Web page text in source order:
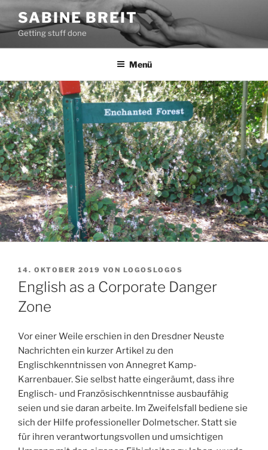
Zum
Inhalt
springen
SABINE BREIT
Getting stuff done
Menü
VERÖFFENTLICHT
AM
14. OKTOBER 2019 VON LOGOSLOGOS
English as a Corporate Danger
Zone
Vor einer Weile erschien in den Dresdner Neuste
Nachrichten ein kurzer Artikel zu den
Englischkenntnissen von Annegret Kamp-
Karrenbauer. Sie selbst hatte eingeräumt, dass ihre
Englisch- und Französischkenntnisse ausbaufähig
seien und sie daran arbeite. Im Zweifelsfall bediene sie
sich der Hilfe professioneller Dolmetscher. Statt sie
für ihren verantwortungsvollen und umsichtigen